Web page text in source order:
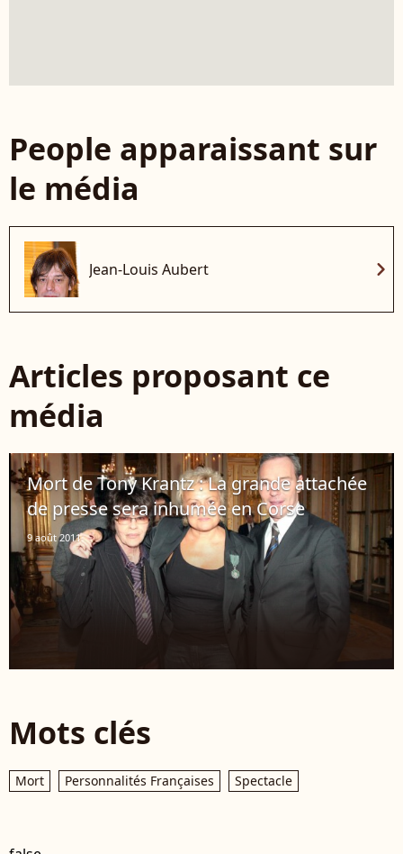
People apparaissant sur
le média
Jean-Louis Aubert chevron_right
Articles proposant ce
média
Mort de Tony Krantz : La grande attachée
de presse sera inhumée en Corse
9 août 2011
Mots clés
Mort Personnalités Françaises Spectacle